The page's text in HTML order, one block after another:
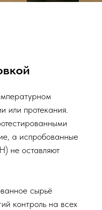
протекания.
а испробованные
не оставляют
сырьё
контроль на всех